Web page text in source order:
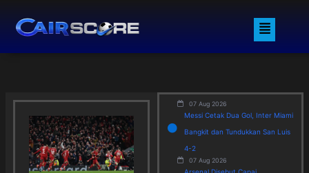
content
Menu
07 Aug 2026
Messi Cetak Dua Gol, Inter Miami
Bangkit dan Tundukkan San Luis
4-2
07 Aug 2026